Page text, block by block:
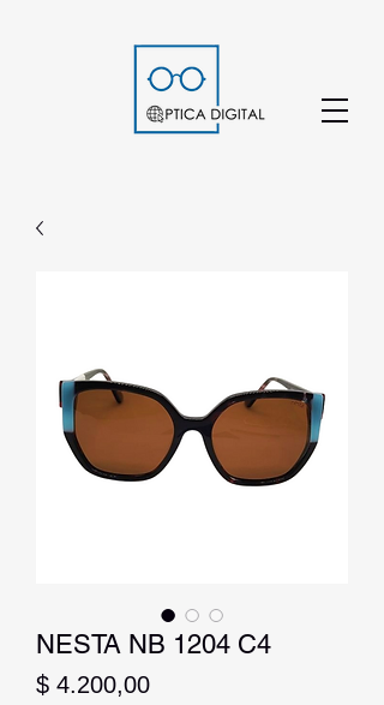
NESTA NB 1204 C4
$ 4.200,00Precio